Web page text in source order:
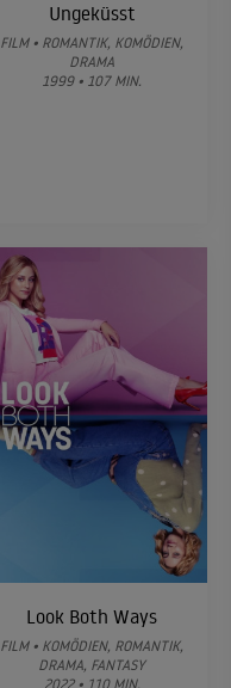
Ungeküsst
FILM • ROMANTIK, KOMÖDIEN,
DRAMA
1999 • 107 MIN.
Look Both Ways
FILM • KOMÖDIEN, ROMANTIK,
DRAMA, FANTASY
2022 • 110 MIN.